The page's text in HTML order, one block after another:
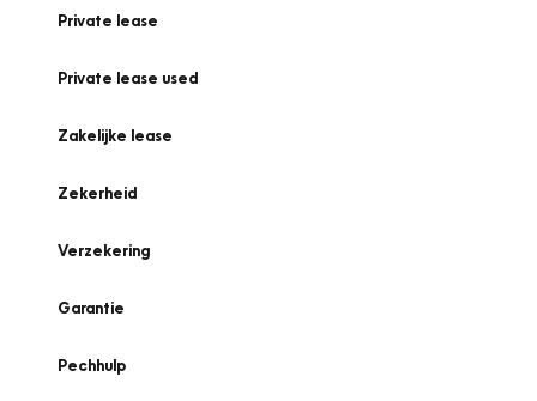
Private lease
Private lease used
Zakelijke lease
Zekerheid
Verzekering
Garantie
Pechhulp